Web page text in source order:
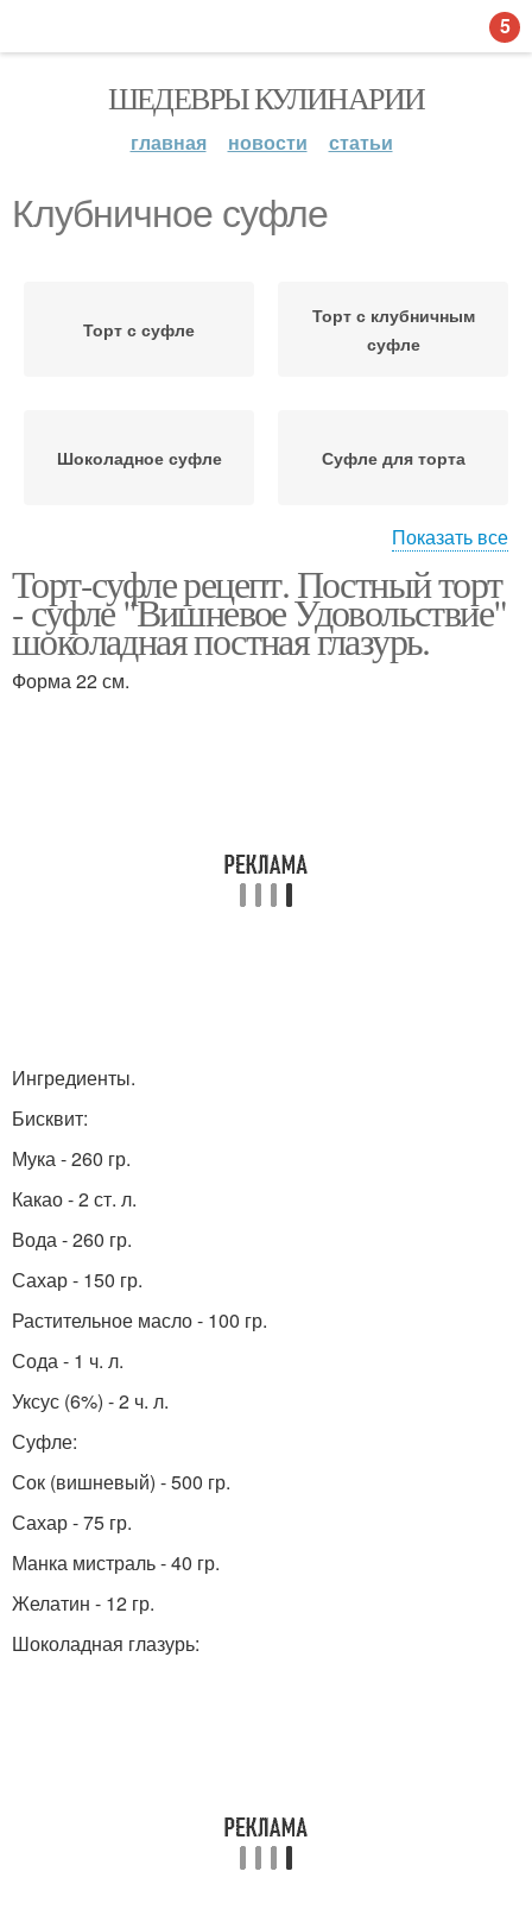
ШЕДЕВРЫ КУЛИНАРИИ
главная новости статьи
Клубничное суфле
Торт с суфле
Торт с клубничным
суфле
Шоколадное суфле Суфле для торта
Торт с творожным
суфле
Творожное суфле
Показать все
Торт-суфле рецепт. Постный торт
- суфле "Вишневое Удовольствие"
шоколадная постная глазурь.
Форма 22 см.
Ингредиенты.
Бисквит:
Мука - 260 гр.
Какао - 2 ст. л.
Вода - 260 гр.
Сахар - 150 гр.
Растительное масло - 100 гр.
Сода - 1 ч. л.
Уксус (6%) - 2 ч. л.
Суфле:
Сок (вишневый) - 500 гр.
Сахар - 75 гр.
Манка мистраль - 40 гр.
Желатин - 12 гр.
Шоколадная глазурь:
5